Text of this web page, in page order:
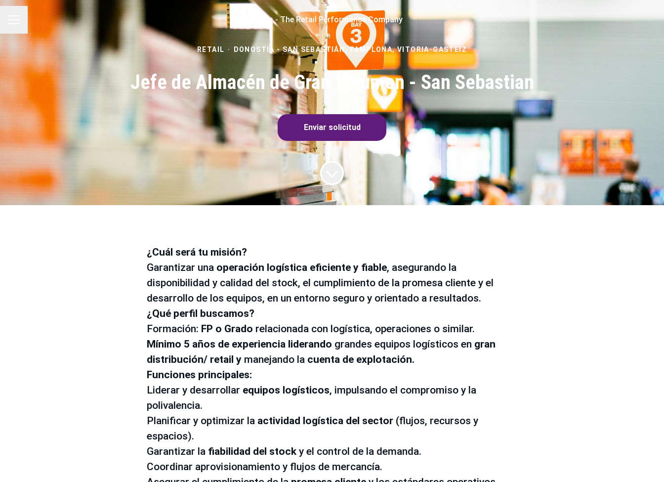
MENÚ DE EMPLEO rpc - The Retail Performance Company
RETAIL · DONOSTIA - SAN SEBASTIÁN, PAMPLONA, VITORIA-GASTEIZ
Jefe de Almacén de Gran Volumen - San Sebastian
Enviar solicitud
¿Cuál será tu misión?
Garantizar una operación logística eficiente y fiable, asegurando la
disponibilidad y calidad del stock, el cumplimiento de la promesa cliente y el
desarrollo de los equipos, en un entorno seguro y orientado a resultados.
¿Qué perfil buscamos?
Formación: FP o Grado relacionada con logística, operaciones o similar.
Mínimo 5 años de experiencia liderando grandes equipos logísticos en gran
distribución/ retail y manejando la cuenta de explotación.
Funciones principales:
Liderar y desarrollar equipos logísticos, impulsando el compromiso y la
polivalencia.
Planificar y optimizar la actividad logística del sector (flujos, recursos y
espacios).
Garantizar la fiabilidad del stock y el control de la demanda.
Coordinar aprovisionamiento y flujos de mercancía.